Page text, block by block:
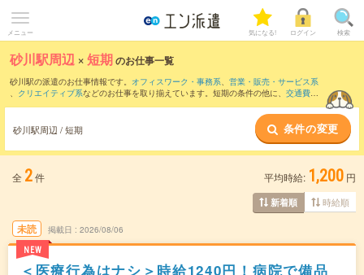
メニュー 気になる! ログイン 検索
砂川駅周辺 ×短期のお仕事一覧
砂川駅の派遣のお仕事情報です。 オフィスワーク・事務系、 営業・販売・サービス系
、 クリエイティブ系などのお仕事を取り揃えています。短期の条件の他に、 交通費別
砂川駅周辺 / 短期 条件の変更
全 2件 平均時給: 1,200 円
新着順 時給順
未読
NEW
掲載日 2026/08/06
＜医療行為はナシ＞時給1240円！病院で備品